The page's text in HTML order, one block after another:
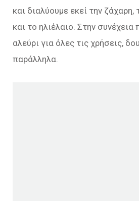
και διαλύουμε εκεί την ζάχαρη,
και το ηλιέλαιο. Στην
αλεύρι για όλες τις χρήσεις,
παράλληλα.